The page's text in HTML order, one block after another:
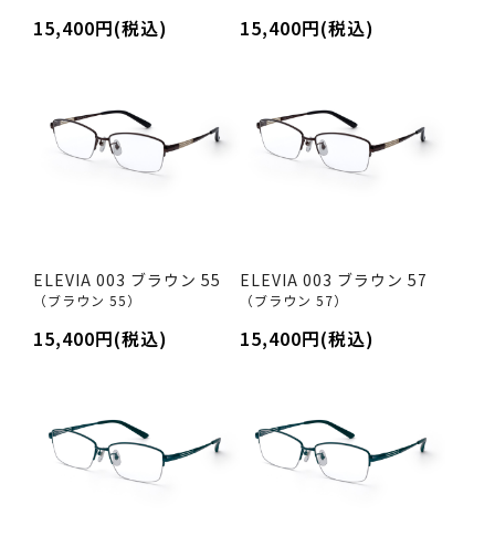
15,400円(税込) 15,400円(税込)
ELEVIA 003 ブラウン 55
（ブラウン 55）
15,400円(税込)
ELEVIA 003 ブラウン 57
（ブラウン 57）
15,400円(税込)